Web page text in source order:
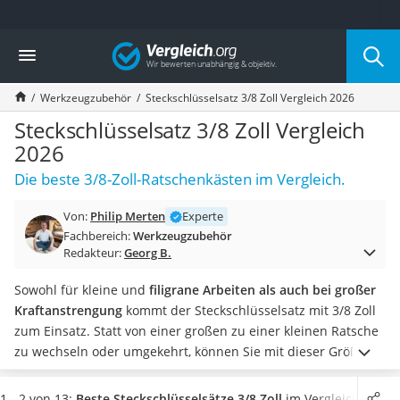
Die beliebtesten Vergleiche nach Kategorie
Baumarkt
Tresor feuerfest
Makita-Akku-Rasenmäher
Kappsäge
Smartes Türschloss
Akku-Rasentrimmer
Feuchtigkeitsmessgerät
Split-Klimaanlage 2 Innengeräte
Pelletofen
Bohrmaschine
Fliesenschneider
Hochdruckreiniger
Doppelschleifer
Überwachungskamera
Benzinrasenmäher mit Elektrostart
Vergleich
Werkzeugzubehör Steckschlüsselsatz 3/8 Zoll Vergleich 2026
Steckschlüsselsatz 3/8 Zoll Vergleich
2026
Die beste 3/8-Zoll-Ratschenkästen im Vergleich.
Von: Philip Merten
Experte
Fachbereich:Werkzeugzubehör
Redakteur:Georg B.
Sowohl für kleine und filigrane Arbeiten als auch bei großer
Kraftanstrengung kommt der Steckschlüsselsatz mit 3/8 Zoll
zum Einsatz. Statt von einer großen zu einer kleinen Ratsche
zu wechseln oder umgekehrt, können Sie mit dieser Größe
nahezu alle Aufgaben im Haushaltin Angriff nehmen. Nicht
unbedingt als gut oder schlecht lässt sich in den